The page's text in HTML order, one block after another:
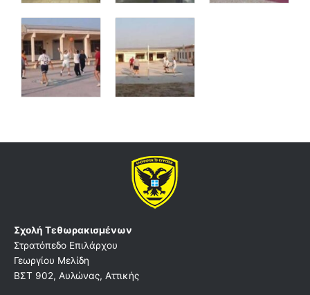
Σχολή Τεθωρακισμένων
Στρατόπεδο Επιλάρχου
Γεωργίου Μελίδη
ΒΣΤ 902, Αυλώνας, Αττικής